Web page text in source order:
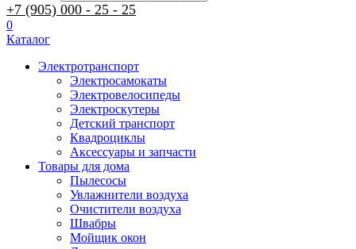
+7 (905) 000 - 25 - 25
0
Каталог
Электротранспорт
Электросамокаты
Электровелосипеды
Электроскутеры
Детский транспорт
Квадроциклы
Аксессуары и запчасти
Товары для дома
Пылесосы
Увлажнители воздуха
Очистители воздуха
Швабры
Мойщик окон